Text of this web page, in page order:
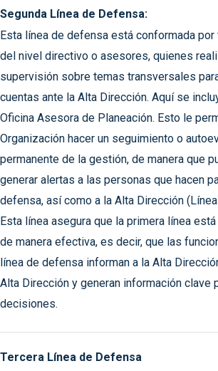
Segunda Línea de Defensa:
Esta línea de defensa está conformada
del nivel directivo o asesores, quienes
supervisión sobre temas transversales
cuentas ante la Alta Dirección. Aquí se
Oficina Asesora de Planeación. Esto le
Organización hacer un seguimiento o
permanente de la gestión, de manera que
generar alertas a las personas que hacen
defensa, así como a la Alta Dirección
Esta línea asegura que la primera línea
de manera efectiva, es decir, que las
línea de defensa informan a la Alta
Alta Dirección y generan información clave
decisiones.
Tercera Línea de Defensa